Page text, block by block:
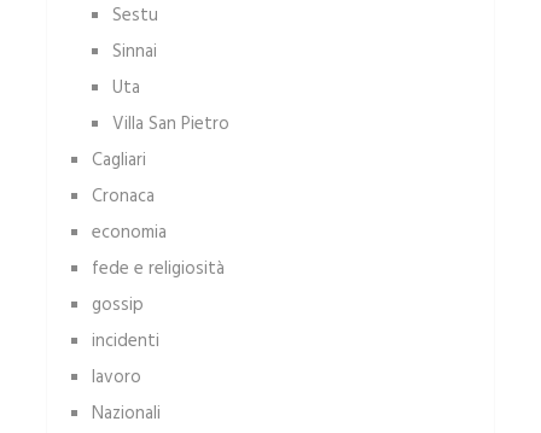
Sestu
Sinnai
Uta
Villa San Pietro
Cagliari
Cronaca
economia
fede e religiosità
gossip
incidenti
lavoro
Nazionali